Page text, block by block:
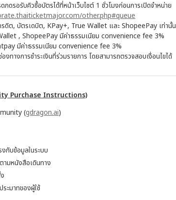
กดรอรับคิวซื้อบัตรได้ที่หน้าเว็บไซต์ 1 ชั่วโมงก่อนการเปิดจำหน่าย
other.php#queue
รดิต, บัตรเดบิต, KPay+, True Wallet และ ShopeePay เท่านั้น
, ShopeePay มีค่าธรรมเนียม convenience fee 3%
มีค่าธรรมเนียม convenience fee 3%
ทางการชำระเงินที่ร่วมรายการ โดยสามารถตรวจสอบเงื่อนไขได้
Purchase Instructions)
(gdragon.ai)
กับข้อมูลในระบบ
มหนังสือเดินทาง
ะมาทของผู้ใช้